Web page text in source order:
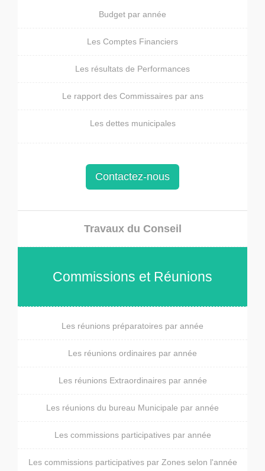
Budget par année
Les Comptes Financiers
Les résultats de Performances
Le rapport des Commissaires par ans
Les dettes municipales
Contactez-nous
Travaux du Conseil
Commissions et Réunions
Les réunions préparatoires par année
Les réunions ordinaires par année
Les réunions Extraordinaires par année
Les réunions du bureau Municipale par année
Les commissions participatives par année
Les commissions participatives par Zones selon l'année